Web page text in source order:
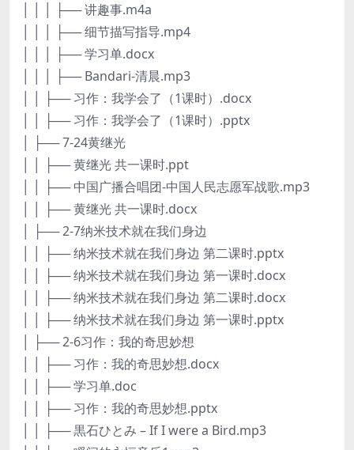
│ │ │ ├── 讲趣事.m4a
│ │ │ ├── 细节描写指导.mp4
│ │ │ ├── 学习单.docx
│ │ │ ├── Bandari-清晨.mp3
│ │ ├── 习作：我学会了（1课时）.docx
│ │ ├── 习作：我学会了（1课时）.pptx
│ ├── 7-24黄继光
│ │ ├── 黄继光 共一课时.ppt
│ │ ├── 中国广播合唱团-中国人民志愿军战歌.mp3
│ │ ├── 黄继光 共一课时.docx
│ ├── 2-7纳米技术就在我们身边
│ │ ├── 纳米技术就在我们身边 第二课时.pptx
│ │ ├── 纳米技术就在我们身边 第一课时.docx
│ │ ├── 纳米技术就在我们身边 第二课时.docx
│ │ ├── 纳米技术就在我们身边 第一课时.pptx
│ ├── 2-6习作：我的奇思妙想
│ │ ├── 习作：我的奇思妙想.docx
│ │ ├── 学习单.doc
│ │ ├── 习作：我的奇思妙想.pptx
│ │ ├── 黒石ひとみ – If I were a Bird.mp3